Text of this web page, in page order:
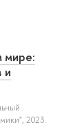
мире:
и
2023.